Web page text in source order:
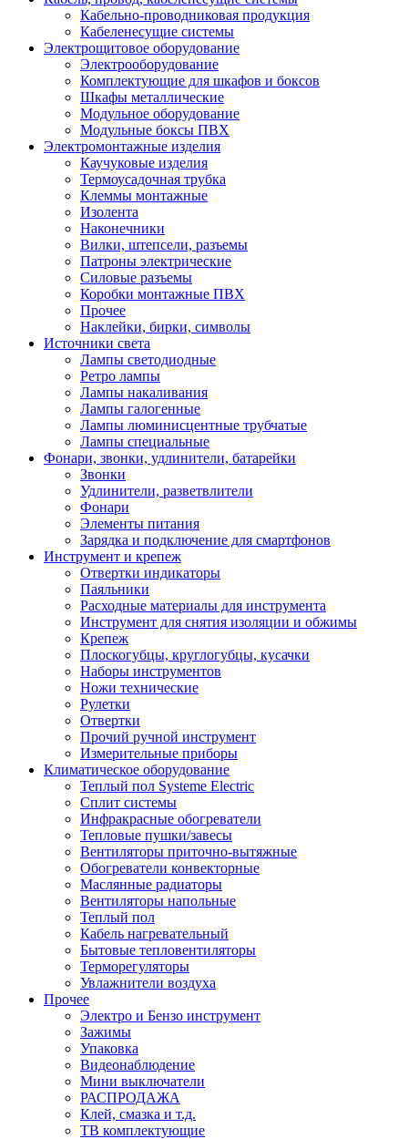
Кабельно-проводниковая продукция
Кабеленесущие системы
Электрощитовое оборудование
Электрооборудование
Комплектующие для шкафов и боксов
Шкафы металлические
Модульное оборудование
Модульные боксы ПВХ
Электромонтажные изделия
Каучуковые изделия
Термоусадочная трубка
Клеммы монтажные
Изолента
Наконечники
Вилки, штепсели, разъемы
Патроны электрические
Силовые разъемы
Коробки монтажные ПВХ
Прочее
Наклейки, бирки, символы
Источники света
Лампы светодиодные
Ретро лампы
Лампы накаливания
Лампы галогенные
Лампы люминисцентные трубчатые
Лампы специальные
Фонари, звонки, удлинители, батарейки
Звонки
Удлинители, разветвлители
Фонари
Элементы питания
Зарядка и подключение для смартфонов
Инструмент и крепеж
Отвертки индикаторы
Паяльники
Расходные материалы для инструмента
Инструмент для снятия изоляции и обжимы
Крепеж
Плоскогубцы, круглогубцы, кусачки
Наборы инструментов
Ножи технические
Рулетки
Отвертки
Прочий ручной инструмент
Измерительные приборы
Климатическое оборудование
Теплый пол Systeme Electric
Сплит системы
Инфракрасные обогреватели
Тепловые пушки/завесы
Вентиляторы приточно-вытяжные
Обогреватели конвекторные
Маслянные радиаторы
Вентиляторы напольные
Теплый пол
Кабель нагревательный
Бытовые тепловентиляторы
Терморегуляторы
Увлажнители воздуха
Прочее
Электро и Бензо инструмент
Зажимы
Упаковка
Видеонаблюдение
Мини выключатели
РАСПРОДАЖА
Клей, смазка и т.д.
ТВ комплектующие